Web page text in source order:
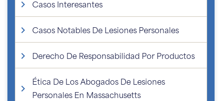
Casos Interesantes
Casos Notables De Lesiones Personales
Derecho De Responsabilidad Por Productos
Ética De Los Abogados De Lesiones
Personales En Massachusetts